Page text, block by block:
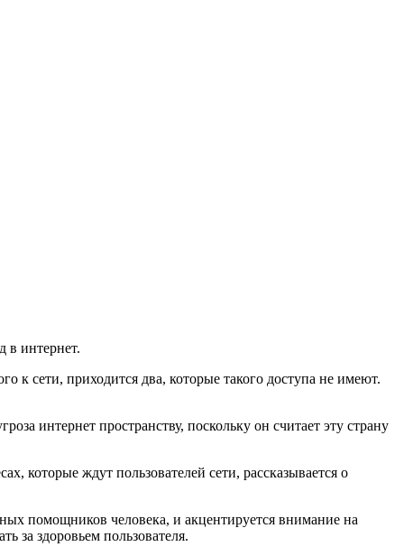
в интернет.
к сети, приходится два, которые такого доступа не имеют.
интернет пространству, поскольку он считает эту страну
которые ждут пользователей сети, рассказывается о
помощников человека, и акцентируется внимание на
за здоровьем пользователя.